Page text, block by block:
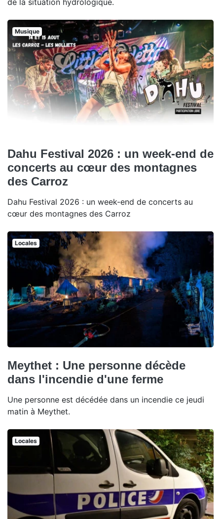
de la situation hydrologique.
Musique
Dahu Festival 2026 : un week-end de
concerts au cœur des montagnes
des Carroz
Dahu Festival 2026 : un week-end de concerts au
cœur des montagnes des Carroz
Locales
Meythet : Une personne décède
dans l'incendie d'une ferme
Une personne est décédée dans un incendie ce jeudi
matin à Meythet.
Locales